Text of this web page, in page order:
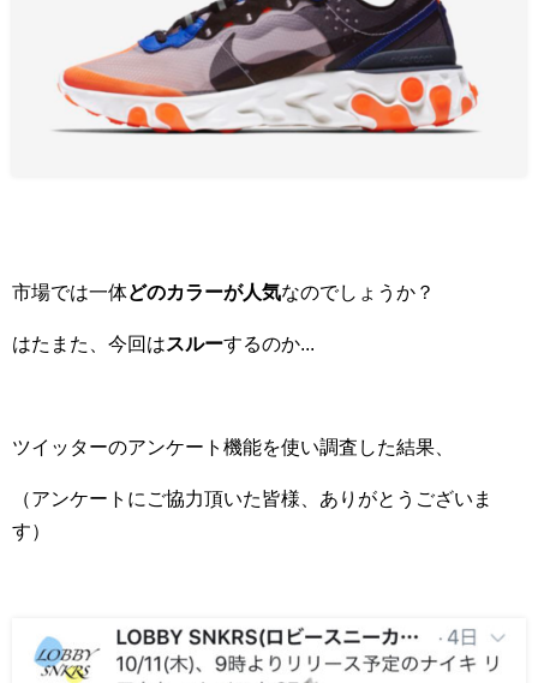
市場では一体どのカラーが人気なのでしょうか？
はたまた、今回はスルーするのか...
ツイッターのアンケート機能を使い調査した結果、
（アンケートにご協力頂いた皆様、ありがとうございま
す）